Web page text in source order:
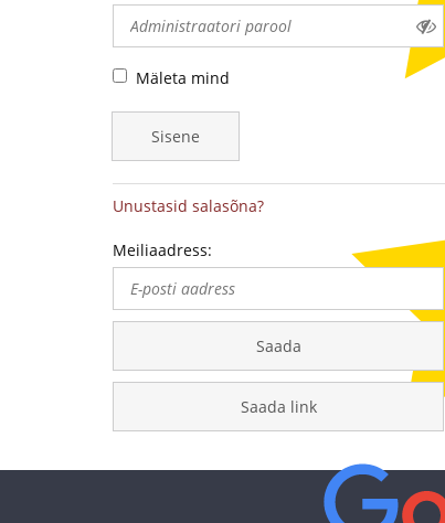
medalite
levitaja
Eestis
Mäleta mind
Sisene
Unustasid salasõna?
Meiliaadress:
Saada
Saada link